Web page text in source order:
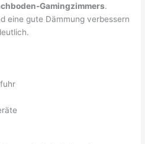
Gamingzimmers.
eine gute Dämmung verbessern